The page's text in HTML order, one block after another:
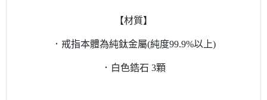
【材質】
．戒指本體為純鈦金屬(純度99.9%以上)
．白色鋯石 3顆